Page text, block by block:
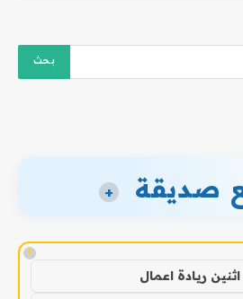
صديقة +
!
ريادة اعمال